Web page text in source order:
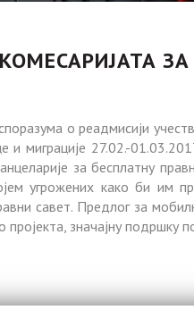
ЗА
о реадмисији
и миграције 27.02.-
за бесплатну
угрожених како би им
савет. Предлог за
значајну подршку